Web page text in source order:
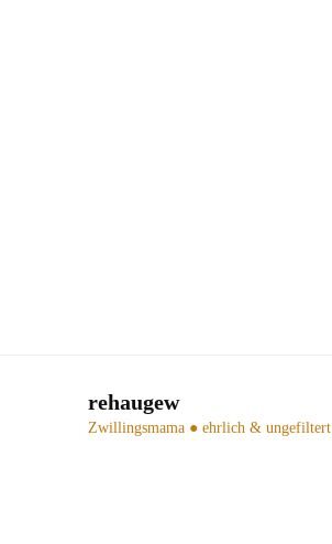
rehaugew
Zwillingsmama ● ehrlich & ungefiltert